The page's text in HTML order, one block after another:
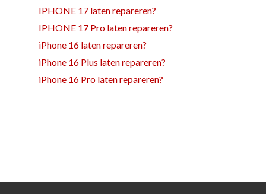
IPHONE 17 laten repareren?
IPHONE 17 Pro laten repareren?
iPhone 16 laten repareren?
iPhone 16 Plus laten repareren?
iPhone 16 Pro laten repareren?